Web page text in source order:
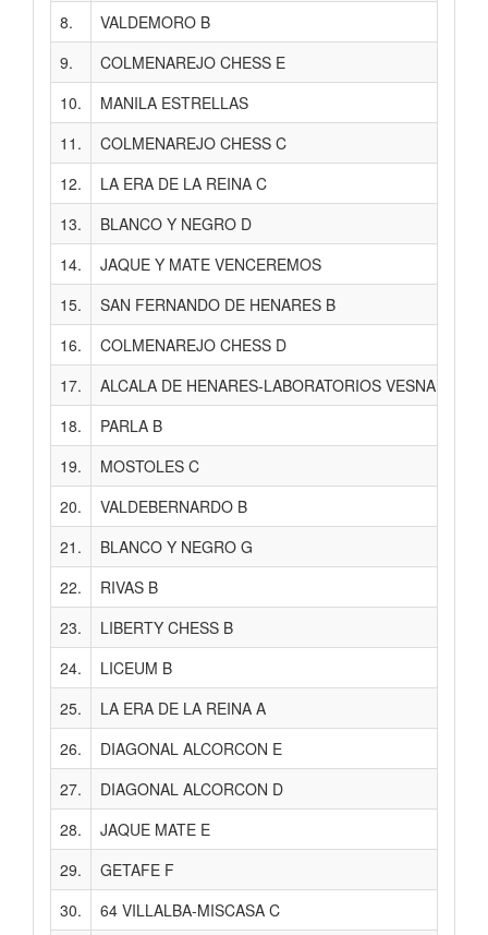
8.
VALDEMORO B
9.
COLMENAREJO CHESS E
10.
MANILA ESTRELLAS
11.
COLMENAREJO CHESS C
12.
LA ERA DE LA REINA C
13.
BLANCO Y NEGRO D
14.
JAQUE Y MATE VENCEREMOS
15.
SAN FERNANDO DE HENARES B
16.
COLMENAREJO CHESS D
17.
ALCALA DE HENARES-LABORATORIOS VESNA D
18.
PARLA B
19.
MOSTOLES C
20.
VALDEBERNARDO B
21.
BLANCO Y NEGRO G
22.
RIVAS B
23.
LIBERTY CHESS B
24.
LICEUM B
25.
LA ERA DE LA REINA A
26.
DIAGONAL ALCORCON E
27.
DIAGONAL ALCORCON D
28.
JAQUE MATE E
29.
GETAFE F
30.
64 VILLALBA-MISCASA C